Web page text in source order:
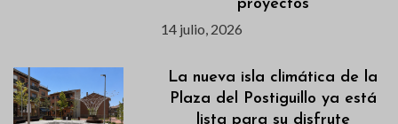
proyectos
14 julio, 2026
La nueva isla climática de la
Plaza del Postiguillo ya está
lista para su disfrute